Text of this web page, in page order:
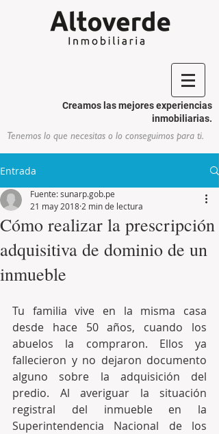
Creamos las mejores experiencias
inmobiliarias.
Tenemos lo que necesitas o lo conseguimos para ti.
Entrada
Cómo realizar la prescripción
adquisitiva de dominio de un
inmueble
Fuente: sunarp.gob.pe
21 may 2018 2 min de lectura
Tu familia vive en la misma casa
desde hace 50 años, cuando los
abuelos la compraron. Ellos ya
fallecieron y no dejaron documento
alguno sobre la adquisición del
predio. Al averiguar la situación
registral del inmueble en la
Superintendencia Nacional de los